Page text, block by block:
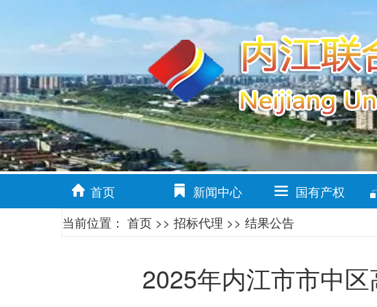
首页 新闻中心 国有产权
当前位置： 首页 >> 招标代理 >> 结果公告
2025年内江市市中